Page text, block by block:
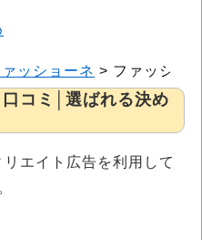
ッショーネ > ファッショ
コミ│選ばれる決め
エイト広告を利用して